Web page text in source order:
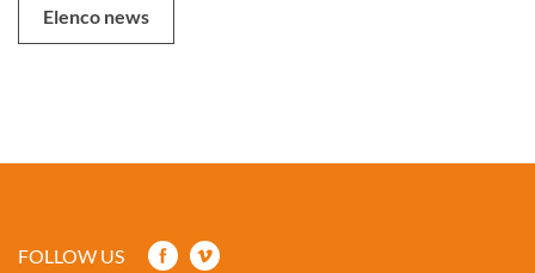
Elenco news
FOLLOW US